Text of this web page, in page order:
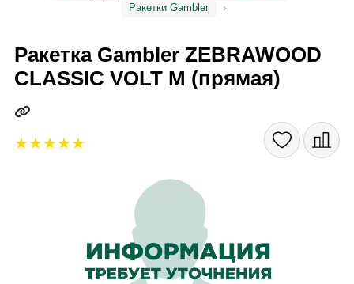
Ракетки Gambler
Ракетка Gambler ZEBRAWOOD
CLASSIC VOLT M (прямая)